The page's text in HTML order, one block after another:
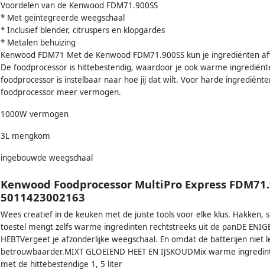
Voordelen van de Kenwood FDM71.900SS
* Met geïntegreerde weegschaal
* Inclusief blender, citruspers en klopgardes
* Metalen behuizing
Kenwood FDM71 Met de Kenwood FDM71.900SS kun je ingrediënten
De foodprocessor is hittebestendig, waardoor je ook warme
foodprocessor is instelbaar naar hoe jij dat wilt. Voor harde
foodprocessor meer vermogen.
1000W vermogen
3L mengkom
ingebouwde weegschaal
Kenwood Foodprocessor MultiPro Express
5011423002163
Wees creatief in de keuken met de juiste tools voor elke klus. Hakken,
toestel mengt zelfs warme ingredinten rechtstreeks uit de panDE ENIGE
HEBTVergeet je afzonderlijke weegschaal. En omdat de batterijen niet
betrouwbaarder.MIXT GLOEIEND HEET EN IJSKOUDMix warme
met de hittebestendige 1, 5 liter